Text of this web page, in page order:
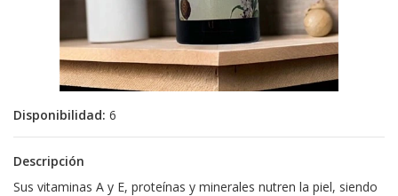
Disponibilidad: 6
Descripción
Sus vitaminas A y E, proteínas y minerales nutren la piel, siendo